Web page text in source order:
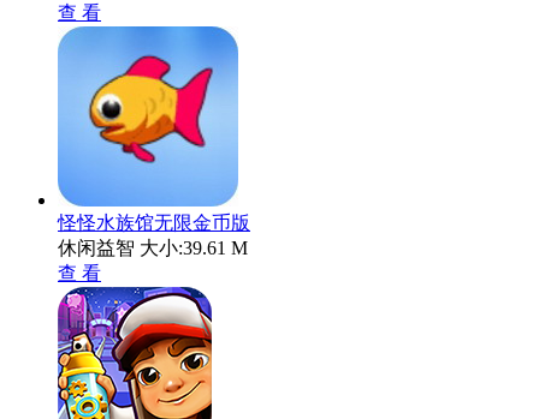
查 看
怪怪水族馆无限金币版
休闲益智 大小:39.61 M
查 看